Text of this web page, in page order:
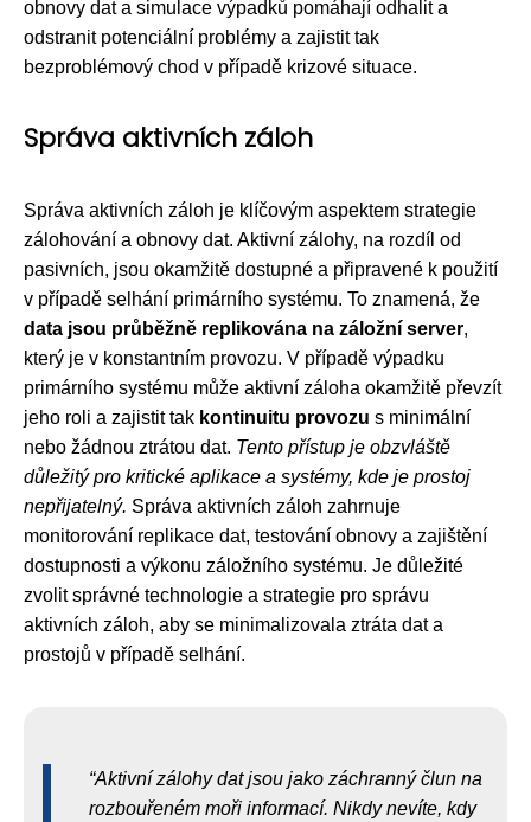
obnovy dat a simulace výpadků pomáhají odhalit a
odstranit potenciální problémy a zajistit tak
bezproblémový chod v případě krizové situace.
Správa aktivních záloh
Správa aktivních záloh je klíčovým aspektem strategie
zálohování a obnovy dat. Aktivní zálohy, na rozdíl od
pasivních, jsou okamžitě dostupné a připravené k použití
v případě selhání primárního systému. To znamená, že
data jsou průběžně replikována na záložní server,
který je v konstantním provozu. V případě výpadku
primárního systému může aktivní záloha okamžitě převzít
jeho roli a zajistit tak kontinuitu provozu s minimální
nebo žádnou ztrátou dat. Tento přístup je obzvláště
důležitý pro kritické aplikace a systémy, kde je prostoj
nepřijatelný. Správa aktivních záloh zahrnuje
monitorování replikace dat, testování obnovy a zajištění
dostupnosti a výkonu záložního systému. Je důležité
zvolit správné technologie a strategie pro správu
aktivních záloh, aby se minimalizovala ztráta dat a
prostojů v případě selhání.
Aktivní zálohy dat jsou jako záchranný člun na
rozbouřeném moři informací. Nikdy nevíte, kdy